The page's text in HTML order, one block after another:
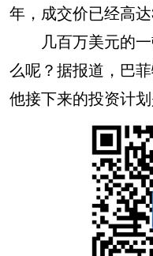
年，成交价已经高达
几百万美元的一
么呢？据报道，巴
他接下来的投资计